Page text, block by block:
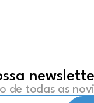
de todas as